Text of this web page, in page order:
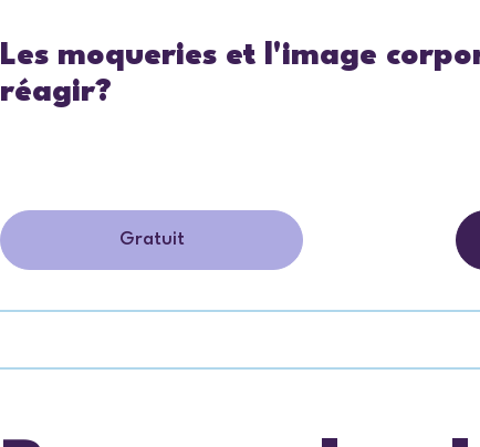
Les moqueries et l'image
réagir?
Gratuit